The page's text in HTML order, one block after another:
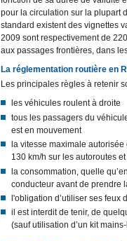
pour la circulation sur la plupart
standard existent des vignettes
2009 sont respectivement de
aux passages frontières, dans
La réglementation routière en
Les principales règles à retenir
les véhicules roulent à droite
tous les passagers du
est en mouvement
la vitesse maximale
130 km/h sur les autoroutes
la consommation, quelle
conducteur avant de prendre
l'obligation d’utiliser ses
il est interdit de tenir, de
(sauf utilisation d’un kit